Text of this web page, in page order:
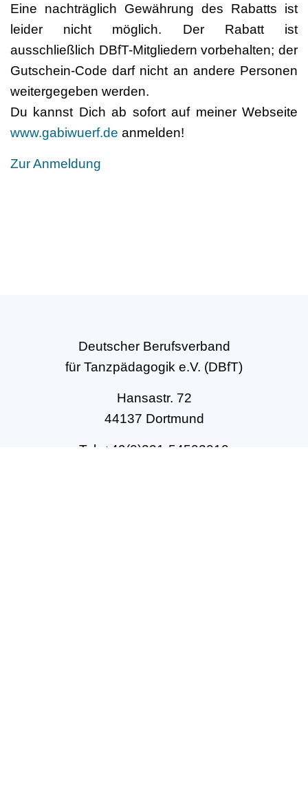
Eine nachträglich Gewährung des Rabatts ist
leider nicht möglich. Der Rabatt ist
ausschließlich DBfT-Mitgliedern vorbehalten; der
Gutschein-Code darf nicht an andere Personen
weitergegeben werden.
Du kannst Dich ab sofort auf meiner Webseite
www.gabiwuerf.de anmelden!
Zur Anmeldung
Deutscher Berufsverband
für Tanzpädagogik e.V. (DBfT)
Hansastr. 72
44137 Dortmund
Tel: +49(0)231-54502010